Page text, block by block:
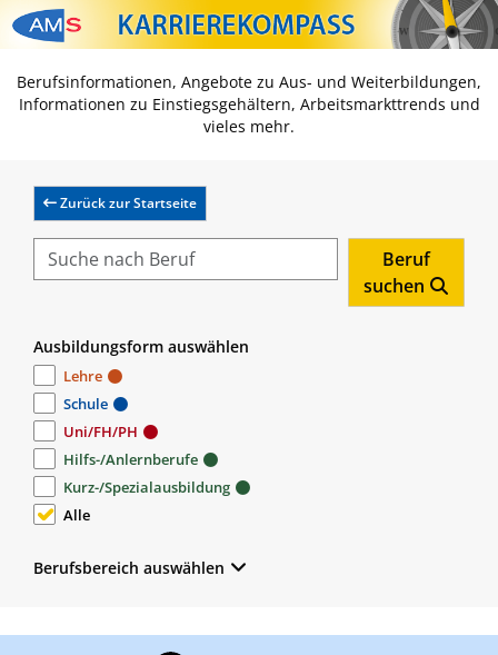
Zum Inhalt springen
Zum Navmenü springen
Zur Suche springen
Zur Footer springen
Berufsinformationen, Angebote zu Aus- und Weiterbildungen,
Informationen zu Einstiegsgehältern, Arbeitsmarkttrends und
vieles mehr.
Zurück zur Startseite
Beruf
suchen
Ausbildungsform auswählen
Lehre
Schule
Uni/FH/PH
Hilfs-/Anlernberufe
Kurz-/Spezialausbildung
Alle
Berufsbereich auswählen